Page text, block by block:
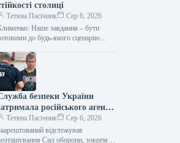
столиці
Тетяна Пасічник
Сер 6, 2026
Наше завдання – бути
до будь-якого сценарію
На ньому було розглянуто
безпеки України
російського агента,
надавав координати для
балістичними
по Києву.
Тетяна Пасічник
Сер 6, 2026
відстежував
Сил оборони, зокрема